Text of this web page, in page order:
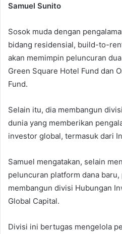
Samuel Sunito
Sosok muda dengan
bidang residensial, build-to-
akan memimpin peluncuran
Green Square Hotel Fund dan
Fund.
Selain itu, dia membangun
dunia yang memberikan
investor global, termasuk dari
Samuel mengatakan, selain
peluncuran platform dana baru,
membangun divisi Hubungan
Global Capital.
Divisi ini bertugas mengelola